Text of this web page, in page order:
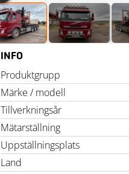
INFO
Produktgrupp
Märke / modell
Tillverkningsår
Mätarställning
Uppställningsplats
Land